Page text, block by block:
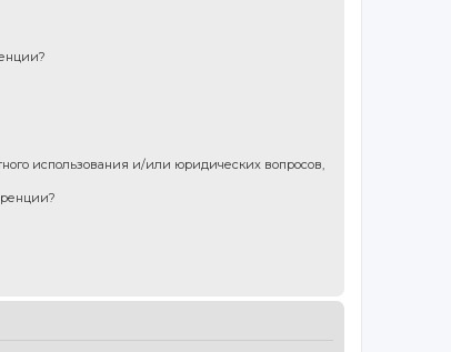
использования и/или юридических вопросов,